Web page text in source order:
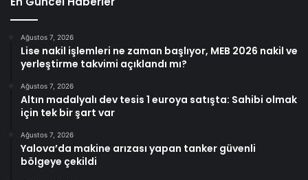
Ağustos 7, 2026
Lise nakil işlemleri ne zaman başlıyor, MEB 2026 nakil ve
yerleştirme takvimi açıklandı mı?
Ağustos 7, 2026
Altın madalyalı dev tesis 1 euroya satışta: Sahibi olmak
için tek bir şart var
Ağustos 7, 2026
Yalova’da makine arızası yapan tanker güvenli
bölgeye çekildi